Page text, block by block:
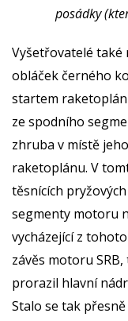
posádky
Vyšetřovatelé také
obláček černého
startem
ze spodního
zhruba v místě
raketoplánu. V
těsnících
segmenty motoru
vycházející z
závěs motoru
prorazil hlavní
Stalo se tak